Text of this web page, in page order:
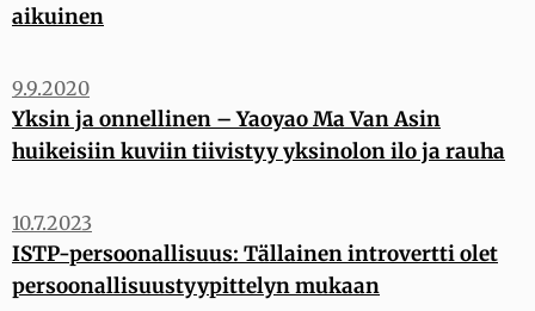
aikuinen
Yksin ja onnellinen – Yaoyao Ma Van Asin
huikeisiin kuviin tiivistyy yksinolon ilo ja rauha
9.9.2020
ISTP-persoonallisuus: Tällainen introvertti olet
persoonallisuustyypittelyn mukaan
10.7.2023